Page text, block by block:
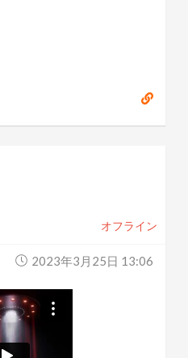
オフライン
2023年3月25日 13:06